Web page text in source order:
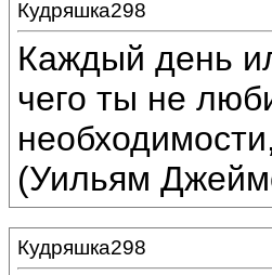
Кудряшка298
Каждый день
чего ты не
(Уильям
Кудряшка298